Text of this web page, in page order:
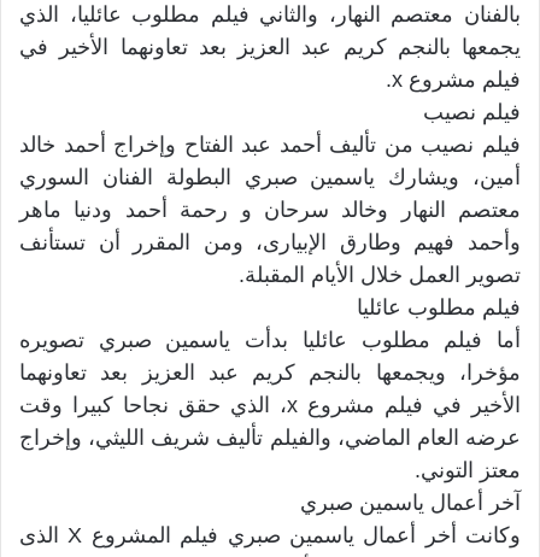
بالفنان معتصم النهار، والثاني فيلم مطلوب عائليا، الذي
يجمعها بالنجم كريم عبد العزيز بعد تعاونهما الأخير في
فيلم مشروع x.
فيلم نصيب
فيلم نصيب من تأليف أحمد عبد الفتاح وإخراج أحمد خالد
أمين، ويشارك ياسمين صبري البطولة الفنان السوري
معتصم النهار وخالد سرحان و رحمة أحمد ودنيا ماهر
وأحمد فهيم وطارق الإبيارى، ومن المقرر أن تستأنف
تصوير العمل خلال الأيام المقبلة.
فيلم مطلوب عائليا
أما فيلم مطلوب عائليا بدأت ياسمين صبري تصويره
مؤخرا، ويجمعها بالنجم كريم عبد العزيز بعد تعاونهما
الأخير في فيلم مشروع x، الذي حقق نجاحا كبيرا وقت
عرضه العام الماضي، والفيلم تأليف شريف الليثي، وإخراج
معتز التوني.
آخر أعمال ياسمين صبري
وكانت أخر أعمال ياسمين صبري فيلم المشروع X الذى